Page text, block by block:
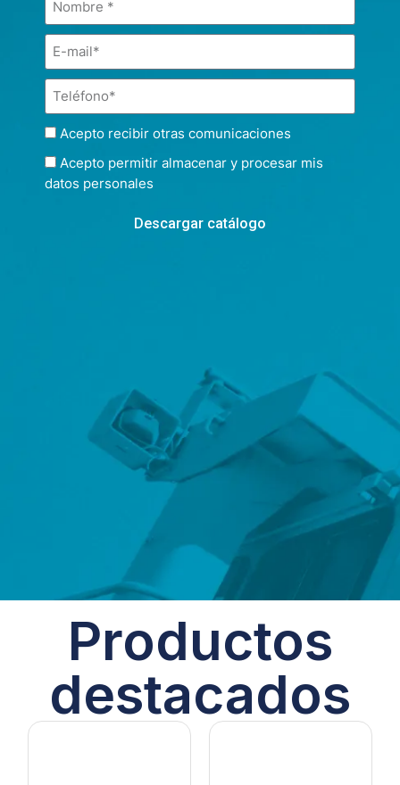
Acepto recibir otras comunicaciones
Acepto permitir almacenar y procesar mis
datos personales
Descargar catálogo
Productos
destacados